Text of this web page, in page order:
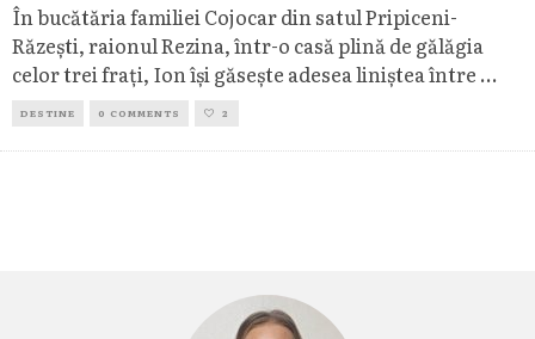
În bucătăria familiei Cojocar din satul Pripiceni-
Răzești, raionul Rezina, într-o casă plină de gălăgia
celor trei frați, Ion își găsește adesea liniștea între ...
DESTINE 0 COMMENTS 2